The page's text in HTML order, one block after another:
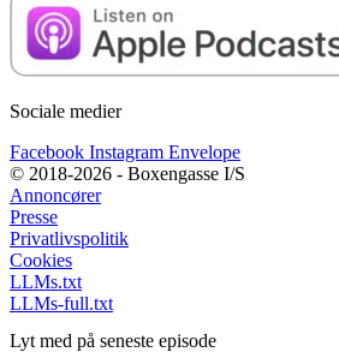
Sociale medier
Facebook Instagram Envelope
© 2018-2026 - Boxengasse I/S
Annoncører
Presse
Privatlivspolitik
Cookies
LLMs.txt
LLMs-full.txt
Lyt med på seneste episode